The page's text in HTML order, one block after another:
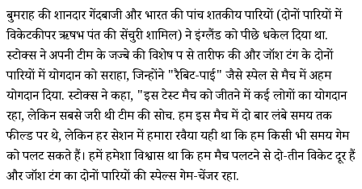
बुमराह की शानदार गेंदबाजी और भारत की पांच शतकीय पारियों (दोनों पारियों में
विकेटकीपर ऋषभ पंत की सेंचुरी शामिल) ने इंग्लैंड को पीछे धकेल दिया था.
स्टोक्स ने अपनी टीम के जज्बे की विशेष रूप से तारीफ की और जॉश टंग के दोनों
पारियों में योगदान को सराहा, जिन्होंने "रैबिट-पाई" जैसे स्पेल से मैच में अहम
योगदान दिया. स्टोक्स ने कहा, "इस टेस्ट मैच को जीतने में कई लोगों का योगदान
रहा, लेकिन सबसे जरूरी थी टीम की सोच. हम इस मैच में दो बार लंबे समय तक
फील्ड पर थे, लेकिन हर सेशन में हमारा रवैया यही था कि हम किसी भी समय गेम
को पलट सकते हैं। हमें हमेशा विश्वास था कि हम मैच पलटने से दो-तीन विकेट दूर हैं
और जॉश टंग का दोनों पारियों की स्पेल्स गेम-चेंजर रहा.